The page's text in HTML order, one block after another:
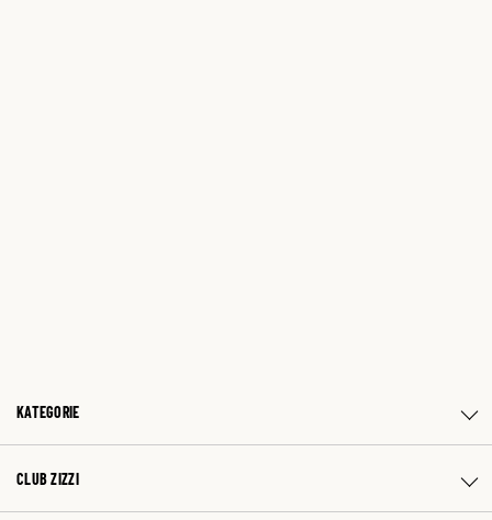
KATEGORIE
CLUB ZIZZI